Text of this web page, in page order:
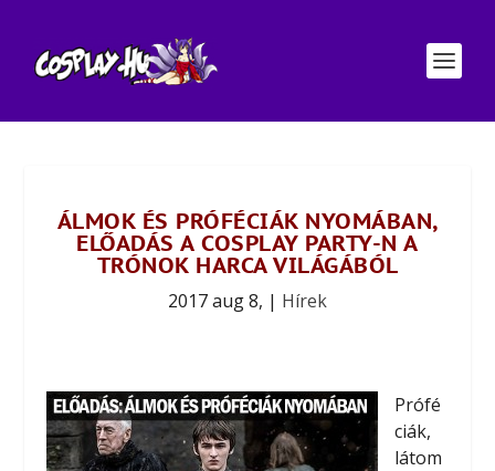
ÁLMOK ÉS PRÓFÉCIÁK NYOMÁBAN,
ELŐADÁS A COSPLAY PARTY-N A
TRÓNOK HARCA VILÁGÁBÓL
2017 aug 8, | Hírek
Prófé
ciák,
látom